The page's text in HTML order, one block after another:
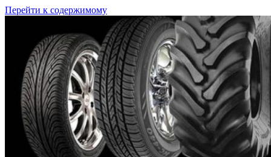
Перейти к содержимому